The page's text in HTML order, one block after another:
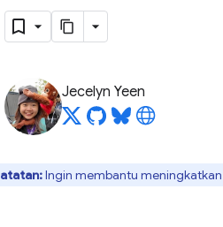
Jecelyn Yeen
Ingin membantu